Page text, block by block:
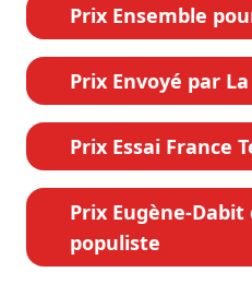
Prix Ensemble
Prix Envoyé par
Prix Essai France
Prix Eugène-
populiste